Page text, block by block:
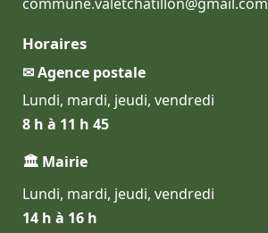
Horaires
✉ Agence postale
Lundi, mardi, jeudi, vendredi
8 h à 11 h 45
🏛 Mairie
Lundi, mardi, jeudi, vendredi
14 h à 16 h